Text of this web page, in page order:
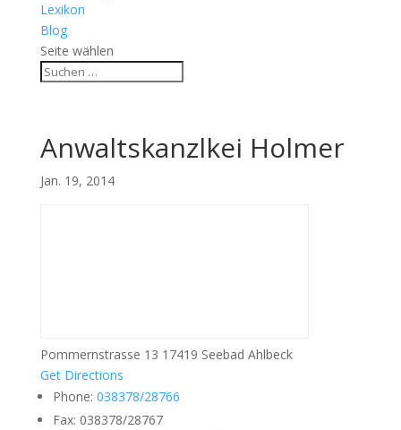
Lexikon
Blog
Seite wählen
Anwaltskanzlkei Holmer
Jan. 19, 2014
Pommernstrasse 13 17419 Seebad Ahlbeck
Get Directions
Phone: 038378/28766
Fax: 038378/28767